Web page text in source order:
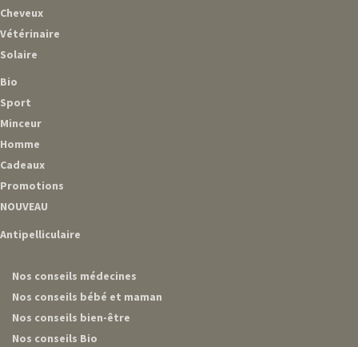
Cheveux
Vétérinaire
Solaire
Bio
Sport
Minceur
Homme
Cadeaux
Promotions
NOUVEAU
Antipelliculaire
Nos conseils médecines
Nos conseils bébé et maman
Nos conseils bien-être
Nos conseils Bio